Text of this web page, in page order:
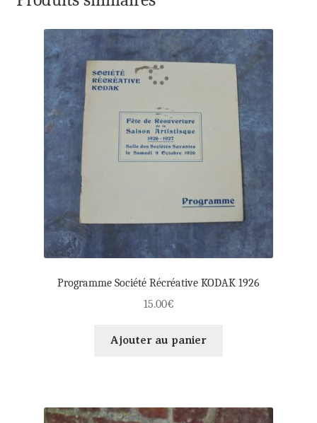
Programme Société Récréative KODAK 1926
15.00€
Ajouter au panier